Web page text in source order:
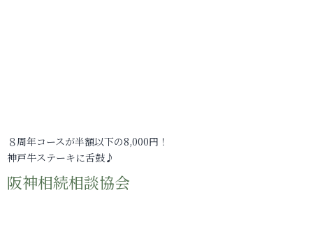
８周年コースが半額以下の8,000円！
神戸牛ステーキに舌鼓♪
阪神相続相談協会